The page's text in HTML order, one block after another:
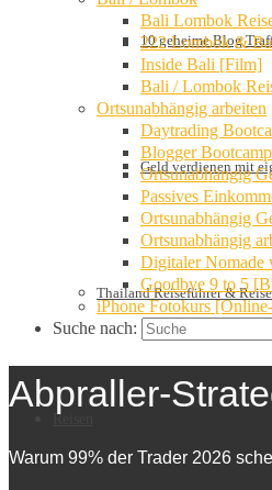
10 geheime Blog
Geld verdienen mit
Thailand Reiseführer &
Reisen
Bali Lombok
222 Lombok &
Inside Bali [Film]
Bali / Lombok
Ortsunabhängig arbeiten
Daytrading
Blogger
Ortsunabhängig
Passives
Ortsunabhängig
Ortsunabhängig
Digitaler Nomade
Goodbye 9 to 5
iPhone Fotokurs
Suche nach:
Abpraller-
Warum 99% der Trader 2026